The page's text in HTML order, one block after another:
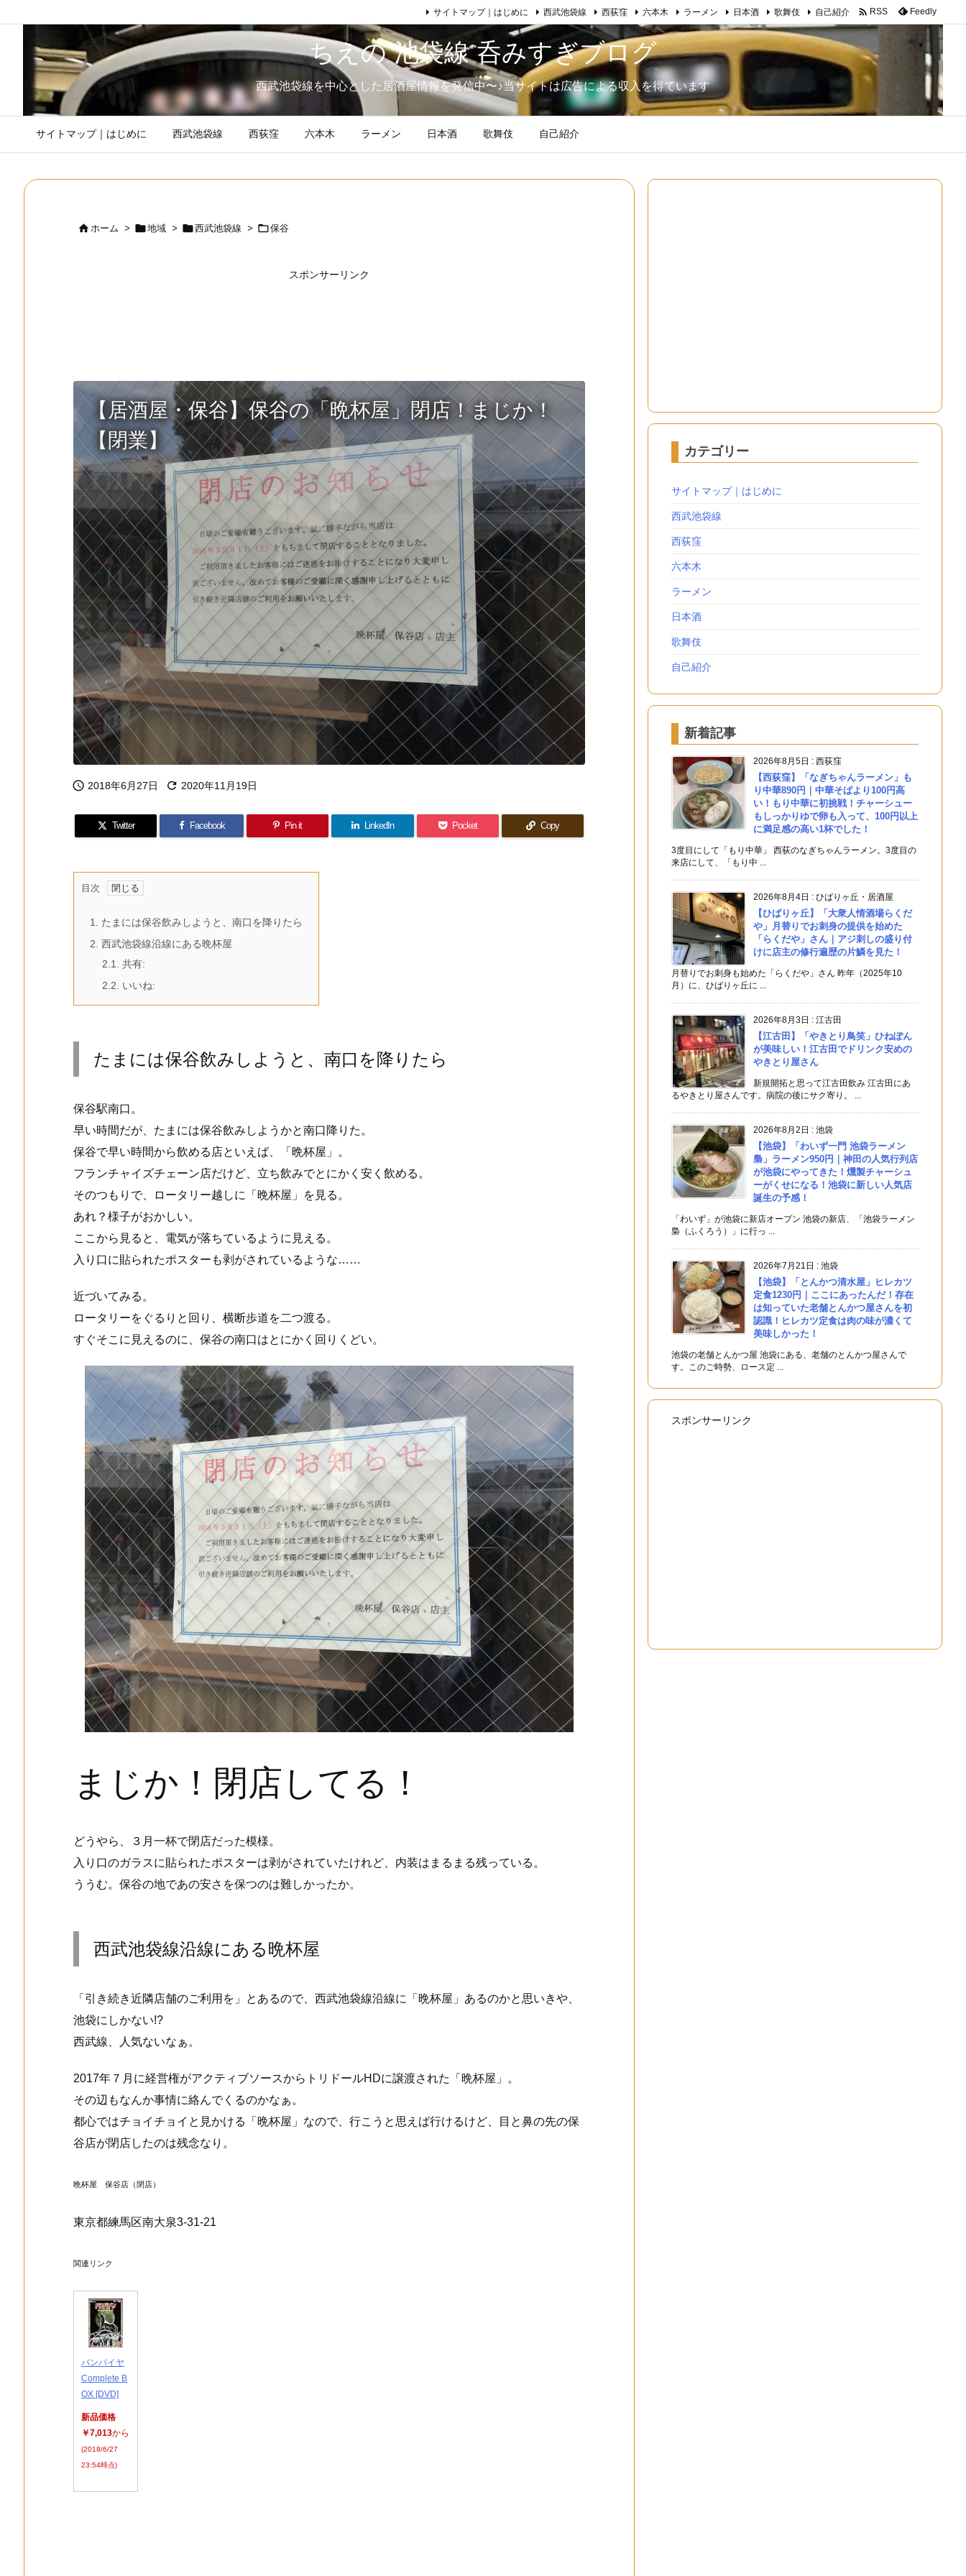
ちえの 池袋線 呑みすぎブログ
西武池袋線を中心とした居酒屋情報を発信中〜♪当サイトは広告による収入を得ています
サイトマップ｜はじめに 西武池袋線 西荻窪 六本木 ラーメン 日本酒 歌舞伎 自己紹介
サイトマップ｜はじめに 西武池袋線 西荻窪 六本木 ラーメン 日本酒 歌舞伎 自己紹介  RSS Feedly
ホーム > 地域 > 西武池袋線 > 保谷
スポンサーリンク
【居酒屋・保谷】保谷の「晩杯屋」閉店！まじか！
【閉業】
 2018年6月27日  2020年11月19日
Twitter Facebook Pin it LinkedIn Pocket Copy
目次
1.
たまには保谷飲みしようと、南口を降りたら
2. 西武池袋線沿線にある晩杯屋
2.1.
共有:
2.2.
いいね:
たまには保谷飲みしようと、南口を降りたら
保谷駅南口。
早い時間だが、たまには保谷飲みしようかと南口降りた。
保谷で早い時間から飲める店といえば、「晩杯屋」。
フランチャイズチェーン店だけど、立ち飲みでとにかく安く飲める。
そのつもりで、ロータリー越しに「晩杯屋」を見る。
あれ？様子がおかしい。
ここから見ると、電気が落ちているように見える。
入り口に貼られたポスターも剥がされているような……
近づいてみる。
ロータリーをぐるりと回り、横断歩道を二つ渡る。
すぐそこに見えるのに、保谷の南口はとにかく回りくどい。
まじか！閉店してる！
どうやら、３月一杯で閉店だった模様。
入り口のガラスに貼られたポスターは剥がされていたけれど、内装はまるまる残っている。
ううむ。保谷の地であの安さを保つのは難しかったか。
西武池袋線沿線にある晩杯屋
「引き続き近隣店舗のご利用を」とあるので、西武池袋線沿線に「晩杯屋」あるのかと思いきや、
池袋にしかない!?
西武線、人気ないなぁ。
2017年７月に経営権がアクティブソースからトリドールHDに譲渡された「晩杯屋」。
その辺もなんか事情に絡んでくるのかなぁ。
都心ではチョイチョイと見かける「晩杯屋」なので、行こうと思えば行けるけど、目と鼻の先の保
谷店が閉店したのは残念なり。
晩杯屋 保谷店（閉店）
東京都練馬区南大泉3-31-21
関連リンク
バンパイヤ
Complete B
OX [DVD]
新品価格
￥7,013から
(2018/6/27
23:54時点)
カテゴリー
サイトマップ｜はじめに
西武池袋線
西荻窪
六本木
ラーメン
日本酒
歌舞伎
自己紹介
新着記事
2026年8月5日 : 西荻窪
【西荻窪】「なぎちゃんラーメン」も
り中華890円｜中華そばより100円高
い！もり中華に初挑戦！チャーシュー
もしっかりゆで卵も入って、100円以上
に満足感の高い1杯でした！
3度目にして「もり中華」 西荻のなぎちゃんラーメン。3度目の
来店にして、「もり中 ...
2026年8月4日 : ひばりヶ丘・居酒屋
【ひばりヶ丘】「大衆人情酒場らくだ
や」月替りでお刺身の提供を始めた
「らくだや」さん｜アジ刺しの盛り付
けに店主の修行遍歴の片鱗を見た！
月替りでお刺身も始めた「らくだや」さん 昨年（2025年10
月）に、ひばりヶ丘に ...
2026年8月3日 : 江古田
【江古田】「やきとり鳥笑」ひねぽん
が美味しい！江古田でドリンク安めの
やきとり屋さん
新規開拓と思って江古田飲み 江古田にあ
るやきとり屋さんです。病院の後にサク寄り。 ...
2026年8月2日 : 池袋
【池袋】「わいず一門 池袋ラーメン
梟」ラーメン950円｜神田の人気行列店
が池袋にやってきた！燻製チャーシュ
ーがくせになる！池袋に新しい人気店
誕生の予感！
「わいず」が池袋に新店オープン 池袋の新店、「池袋ラーメン
梟（ふくろう）」に行っ ...
2026年7月21日 : 池袋
【池袋】「とんかつ清水屋」ヒレカツ
定食1230円｜ここにあったんだ！存在
は知っていた老舗とんかつ屋さんを初
認識！ヒレカツ定食は肉の味が濃くて
美味しかった！
池袋の老舗とんかつ屋 池袋にある、老舗のとんかつ屋さんで
す。このご時勢、ロース定 ...
スポンサーリンク